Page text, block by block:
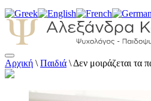
Αλεξάνδρα Καππάτου
Παιδοψυχολόγος
Αρχική \ Παιδιά \ Δεν μοιράζεται τα